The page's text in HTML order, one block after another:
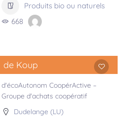
Produits bio ou naturels
668
de Koup
d'écoAutonom CoopérActive –
Groupe d'achats coopératif
Dudelange (LU)